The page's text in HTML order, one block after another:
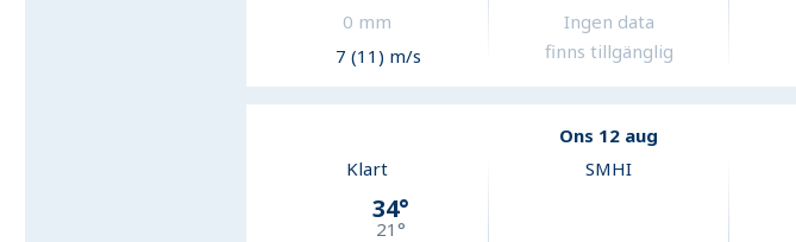
0 mm
7 (11) m/s
Ingen data
finns tillgänglig
Ons 12 aug
Klart
34°
21 °
SMHI